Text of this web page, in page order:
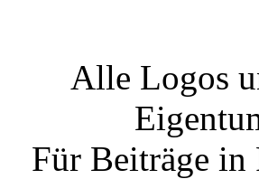
Alle Logos
Für Beiträge in